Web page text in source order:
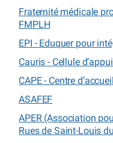
Fraternité médicale
FMPLH
EPI - Eduquer pour
Cauris - Cellule
CAPE - Centre
ASAFEF
APER (Association
Rues de Saint-Louis